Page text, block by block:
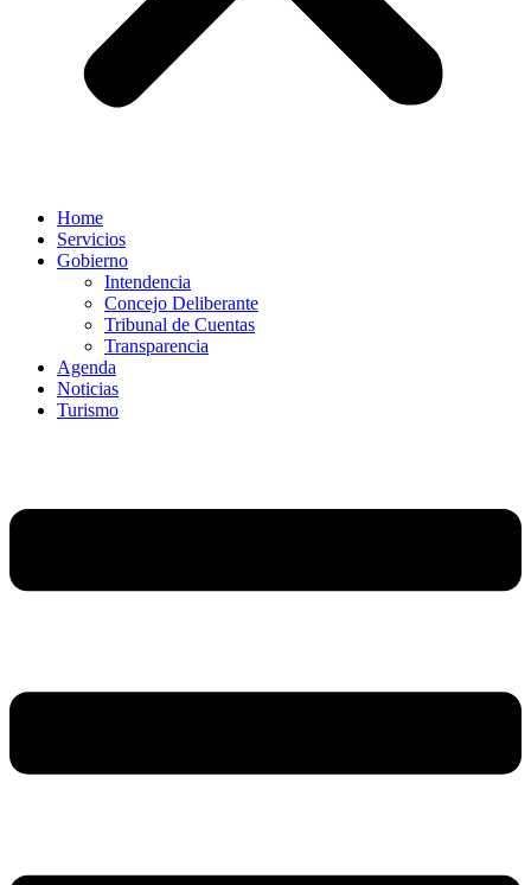
Home
Servicios
Gobierno
Intendencia
Concejo Deliberante
Tribunal de Cuentas
Transparencia
Agenda
Noticias
Turismo